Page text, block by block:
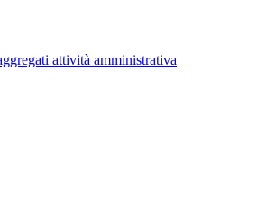
attività amministrativa